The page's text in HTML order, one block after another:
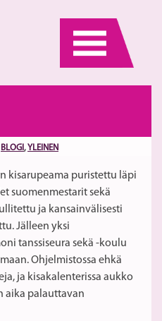
BLOGI , YLEINEN
kisarupeama puristettu läpi
suomenmestarit sekä
ja kansainvälisesti
Jälleen yksi
tanssiseura sekä -koulu
Ohjelmistossa ehkä
ja kisakalenterissa aukko
aika palauttavan